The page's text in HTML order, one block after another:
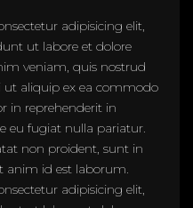
adipisicing elit,
ut labore et dolore
veniam, quis nostrud
ut aliquip ex ea commodo
in reprehenderit in
eu fugiat nulla pariatur.
non proident, sunt in
anim id est laborum.
adipisicing elit,